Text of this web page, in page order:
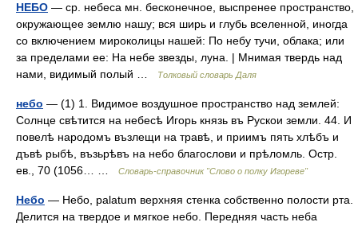
НЕБО — ср. небеса мн. бесконечное, выспренее пространство,
окружающее землю нашу; вся ширь и глубь вселенной, иногда
со включением мироколицы нашей: По небу тучи, облака; или
за пределами ее: На небе звезды, луна. | Мнимая твердь над
нами, видимый полый …
Толковый словарь Даля
небо — (1) 1. Видимое воздушное пространство над землей:
Солнце свѣтится на небесѣ Игорь князь въ Рускои земли. 44. И
повелѣ народомъ възлещи на травѣ, и приимъ пять хлѣбъ и
дъвѣ рыбѣ, възьрѣвъ на небо благослови и прѣломль. Остр.
ев., 70 (1056… …
Словарь-справочник "Слово о полку Игореве"
Небо — Небо, palatum верхняя стенка собственно полости рта.
Делится на твердое и мягкое небо. Передняя часть неба